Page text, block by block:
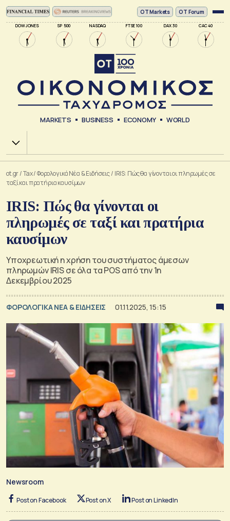
DOW JONES SP 500 NASDAQ FTSE 100 DAX 30 CAC 40
ΟΤ Markets OT Forum
MARKETS BUSINESS ECONOMY WORLD
Χ.Α.
ot.gr/Tax/Φορολογικά Νέα & Eιδήσεις/ IRIS: Πώς θα γίνονται οι πληρωμές σε
ταξί και πρατήρια καυσίμων
IRIS: Πώς θα γίνονται οι
πληρωμές σε ταξί και πρατήρια
καυσίμων
Υποχρεωτική η χρήση του συστήματος άμεσων
πληρωμών IRIS σε όλα τα POS από την 1η
Δεκεμβρίου 2025
ΦΟΡΟΛΟΓΙΚΑ ΝΕΑ & EΙΔΗΣΕΙΣ 01.11.2025, 15:15
Newsroom
Post on Facebook Post on X Post on LinkedIn